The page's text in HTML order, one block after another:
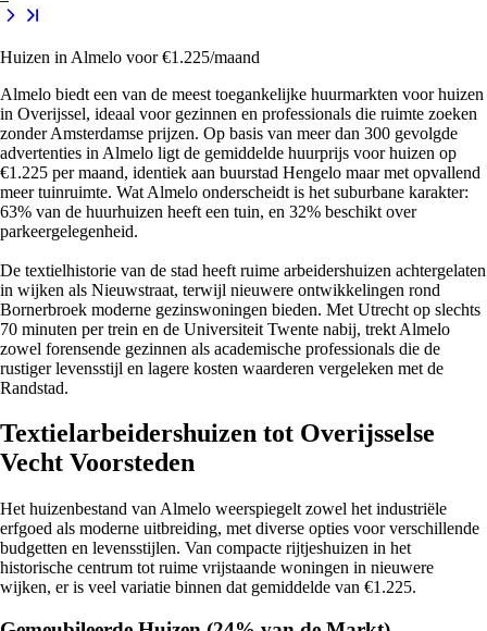
Huizen in Almelo voor €1.225/maand
Almelo biedt een van de meest toegankelijke huurmarkten voor huizen
in Overijssel, ideaal voor gezinnen en professionals die ruimte zoeken
zonder Amsterdamse prijzen. Op basis van meer dan 300 gevolgde
advertenties in Almelo ligt de gemiddelde huurprijs voor huizen op
€1.225 per maand, identiek aan buurstad Hengelo maar met opvallend
meer tuinruimte. Wat Almelo onderscheidt is het suburbane karakter:
63% van de huurhuizen heeft een tuin, en 32% beschikt over
parkeergelegenheid.
De textielhistorie van de stad heeft ruime arbeidershuizen achtergelaten
in wijken als Nieuwstraat, terwijl nieuwere ontwikkelingen rond
Bornerbroek moderne gezinswoningen bieden. Met Utrecht op slechts
70 minuten per trein en de Universiteit Twente nabij, trekt Almelo
zowel forensende gezinnen als academische professionals die de
rustiger levensstijl en lagere kosten waarderen vergeleken met de
Randstad.
Textielarbeidershuizen tot Overijsselse
Vecht Voorsteden
Het huizenbestand van Almelo weerspiegelt zowel het industriële
erfgoed als moderne uitbreiding, met diverse opties voor verschillende
budgetten en levensstijlen. Van compacte rijtjeshuizen in het
historische centrum tot ruime vrijstaande woningen in nieuwere
wijken, er is veel variatie binnen dat gemiddelde van €1.225.